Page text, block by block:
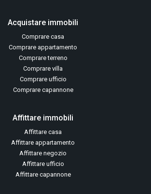
Acquistare immobili
Comprare casa
Comprare appartamento
Comprare terreno
Comprare villa
Comprare ufficio
Comprare capannone
Affittare immobili
Affittare casa
Affittare appartamento
Affittare negozio
Affittare ufficio
Affittare capannone